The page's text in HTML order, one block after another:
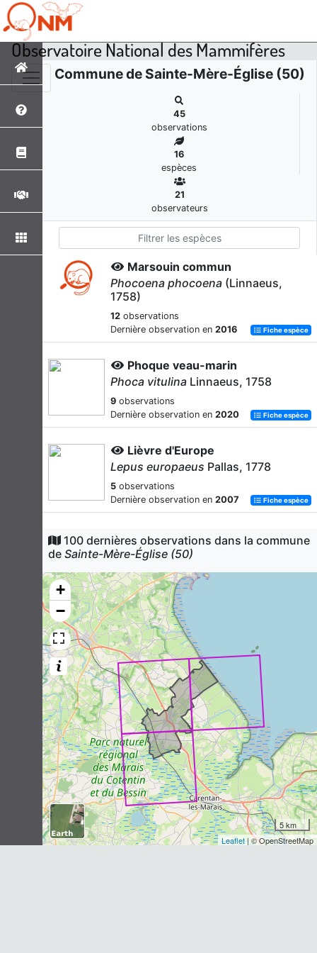
Observatoire National des Mammifères
Commune de Sainte-Mère-Église (50)
45
observations
16
espèces
21
observateurs
Marsouin commun
Phocoena phocoena (Linnaeus,
1758)
12 observations
Dernière observation en 2016 Fiche espèce
Phoque veau-marin
Phoca vitulina Linnaeus, 1758
9 observations
Dernière observation en 2020 Fiche espèce
Lièvre d'Europe
Lepus europaeus Pallas, 1778
5 observations
Dernière observation en 2007 Fiche espèce
Hérisson d'Europe
Erinaceus europaeus
4observations
Dernière observation en
Chevreuil européen
Capreolus capreolus
1758)
4observations
Dernière observation en2024 Fiche espèce
Sérotine commune
Eptesicus serotinus(Schreber, 1774)
1observation
Dernière observation en1983 Fiche espèce
Blaireau européen
Meles meles(Linnaeus, 1758)
1observation
100 dernières observations dans la commune
de Sainte-Mère-Église (50)
+
−
5 km
Leaflet| © OpenStreetMap